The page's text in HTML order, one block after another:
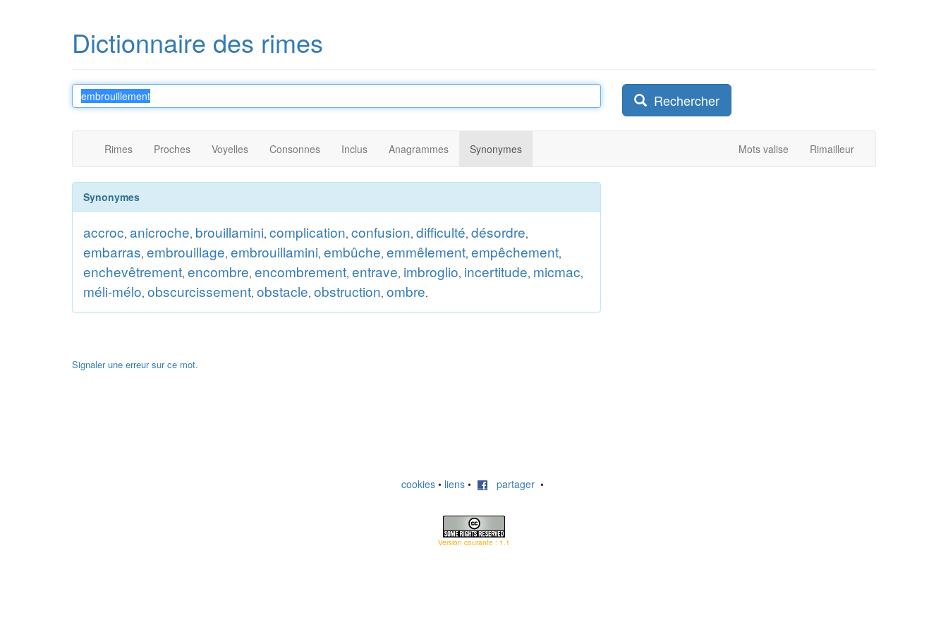
Dictionnaire des rimes
Rechercher
Rimes Proches Voyelles Consonnes Inclus Anagrammes Synonymes Mots valise Rimailleur
Synonymes
accroc, anicroche, brouillamini, complication, confusion, difficulté, désordre,
embarras, embrouillage, embrouillamini, embûche, emmêlement, empêchement,
enchevêtrement, encombre, encombrement, entrave, imbroglio, incertitude, micmac,
méli-mélo, obscurcissement, obstacle, obstruction, ombre.
Signaler une erreur sur ce mot.
cookies • liens • partager •
Version courante : 1.1